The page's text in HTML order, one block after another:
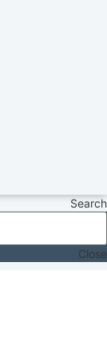
Search
Close